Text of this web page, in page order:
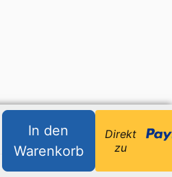
In den
Warenkorb
Direkt
zu